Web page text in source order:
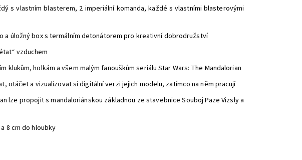
s vlastním blasterem, 2 imperiální komanda, každé s vlastními blasterovými
a úložný box s termálním detonátorem pro kreativní dobrodružství
vzduchem
holkám a všem malým fanouškům seriálu Star Wars: The Mandalorian
otáčet a vizualizovat si digitální verzi jejich modelu, zatímco na něm pracují
lze propojit s mandaloriánskou základnou ze stavebnice Souboj Paze Vizsly a
8 cm do hloubky